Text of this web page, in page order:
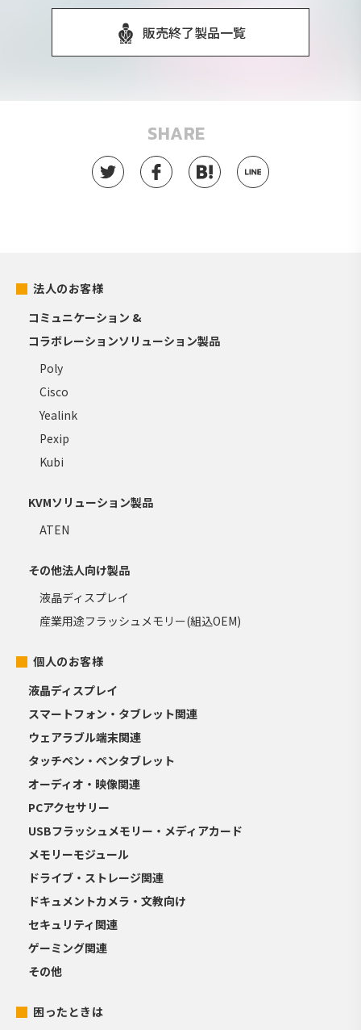
販売終了製品一覧
SHARE
法人のお客様
コミュニケーション &
コラボレーションソリューション製品
Poly
Cisco
Yealink
Pexip
Kubi
KVMソリューション製品
ATEN
その他法人向け製品
液晶ディスプレイ
産業用途フラッシュメモリー(組込OEM)
個人のお客様
液晶ディスプレイ
スマートフォン・タブレット関連
ウェアラブル端末関連
タッチペン・ペンタブレット
オーディオ・映像関連
PCアクセサリー
USBフラッシュメモリー・メディアカード
メモリーモジュール
ドライブ・ストレージ関連
ドキュメントカメラ・文教向け
セキュリティ関連
ゲーミング関連
その他
困ったときは